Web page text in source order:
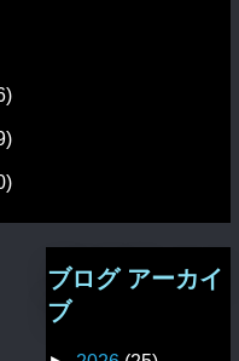
ブログ アーカイ
ブ